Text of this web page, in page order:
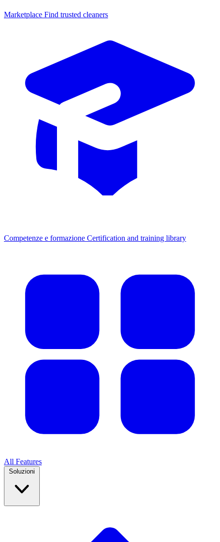
Marketplace Find trusted cleaners
Competenze e formazione Certification and training library
All Features